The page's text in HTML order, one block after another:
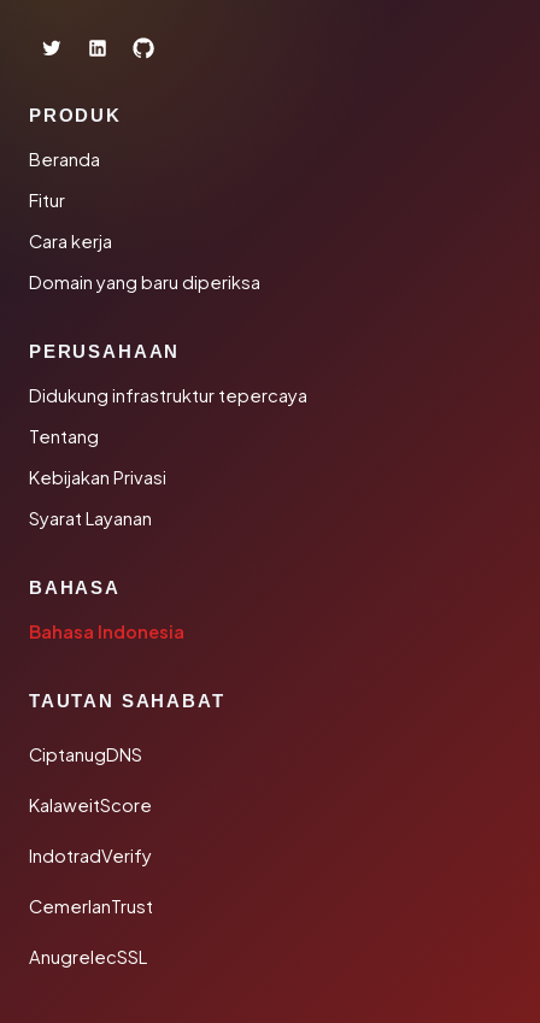
PRODUK
Beranda
Fitur
Cara kerja
Domain yang baru diperiksa
PERUSAHAAN
Didukung infrastruktur tepercaya
Tentang
Kebijakan Privasi
Syarat Layanan
BAHASA
Bahasa Indonesia
TAUTAN SAHABAT
CiptanugDNS
KalaweitScore
IndotradVerify
CemerlanTrust
AnugrelecSSL